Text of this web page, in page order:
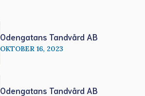
Odengatans Tandvård AB
OKTOBER 16, 2023
Odengatans Tandvård AB